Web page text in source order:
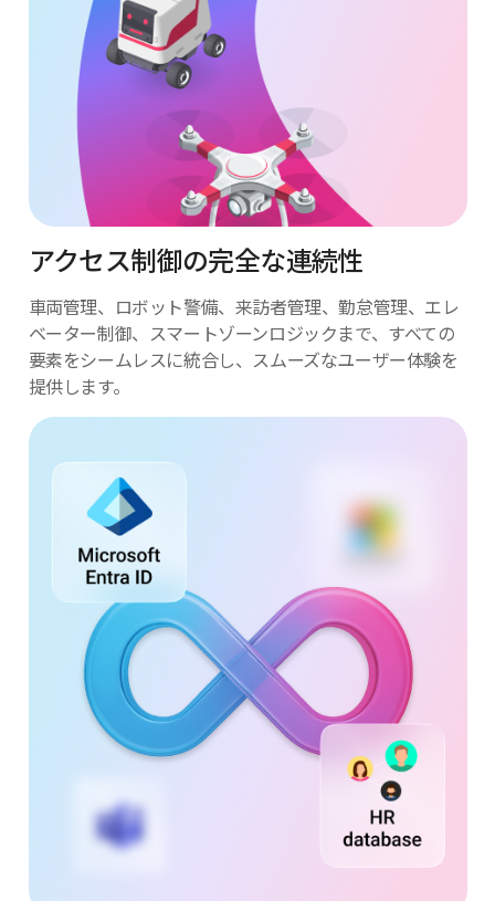
アクセス制御の完全な連続性
車両管理、ロボット警備、来訪者管理、勤怠管理、エレ
ベーター制御、 スマートゾーンロジックまで、すべての
要素をシームレスに統合し、スムーズなユーザー体験を
提供します。